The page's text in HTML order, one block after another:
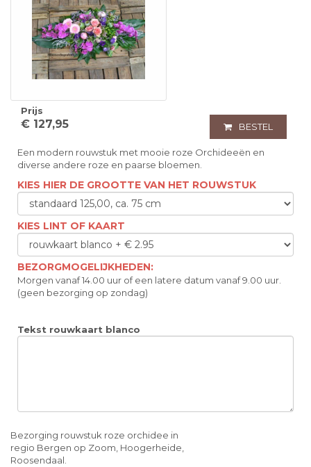
Prijs
€ 127,95 BESTEL
Een modern rouwstuk met mooie roze Orchideeën en
diverse andere roze en paarse bloemen.
KIES HIER DE GROOTTE VAN HET ROUWSTUK
KIES LINT OF KAART
BEZORGMOGELIJKHEDEN:
Morgen vanaf 14.00 uur of een latere datum vanaf 9.00 uur.
(geen bezorging op zondag)
Tekst rouwkaart blanco
Bezorging rouwstuk roze orchidee in
regio Bergen op Zoom, Hoogerheide,
Roosendaal.